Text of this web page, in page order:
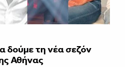
δούμε τη νέα σεζόν
Αθήνας